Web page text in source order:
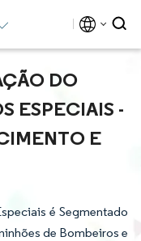
DO
ESPECIAIS -
E
é Segmentado
de Bombeiros e